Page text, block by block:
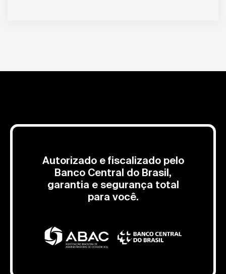
Autorizado e fiscalizado pelo
Banco Central do Brasil,
garantia e segurança total
para você.